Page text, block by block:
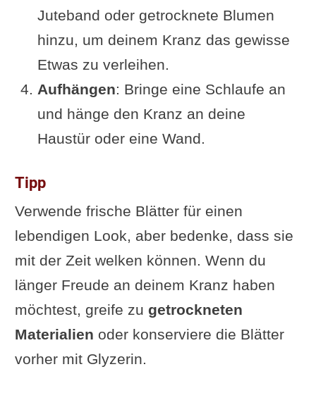
Juteband oder getrocknete Blumen
hinzu, um deinem Kranz das gewisse
Etwas zu verleihen.
Aufhängen: Bringe eine Schlaufe an
und hänge den Kranz an deine
Haustür oder eine Wand.
Tipp
Verwende frische Blätter für einen
lebendigen Look, aber bedenke, dass sie
mit der Zeit welken können. Wenn du
länger Freude an deinem Kranz haben
möchtest, greife zu getrockneten
Materialien oder konserviere die Blätter
vorher mit Glyzerin.